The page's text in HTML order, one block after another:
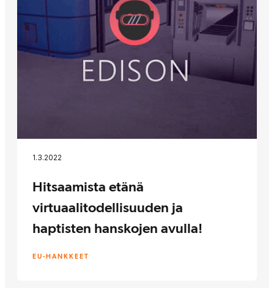
1.3.2022
EU-HANKKEET
Hitsaamista etänä
virtuaalitodellisuuden ja
haptisten hanskojen avulla!